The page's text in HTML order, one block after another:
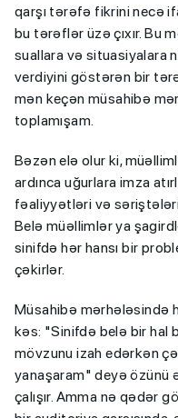
qarşı tərəfə fikrini necə
bu tərəflər üzə çıxır. Bu
suallara və situasiyalara
verdiyini göstərən bir
mən keçən müsahibə
toplamışam.
Bəzən elə olur ki,
ardınca uğurlara imza
fəaliyyətləri və
Belə müəllimlər ya
sinifdə hər hansı bir
çəkirlər.
Müsahibə mərhələsində
kəs: "Sinifdə belə bir hal
mövzunu izah edərkən
yanaşaram" deyə özünü
çalışır. Amma nə qədər